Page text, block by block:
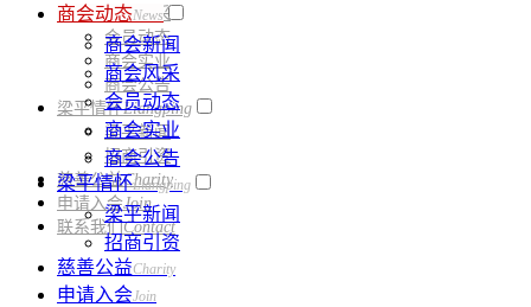
商会风采
会员动态
商会实业
商会公告
梁平情怀Liangping
梁平新闻
招商引资
慈善公益Charity
申请入会Join
联系我们Contact
商会动态News
商会新闻
商会风采
会员动态
商会实业
商会公告
梁平情怀Liangping
梁平新闻
招商引资
慈善公益Charity
申请入会Join